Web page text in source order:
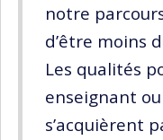
notre
d’être moins
Les qualités
enseignant
s’acquièrent